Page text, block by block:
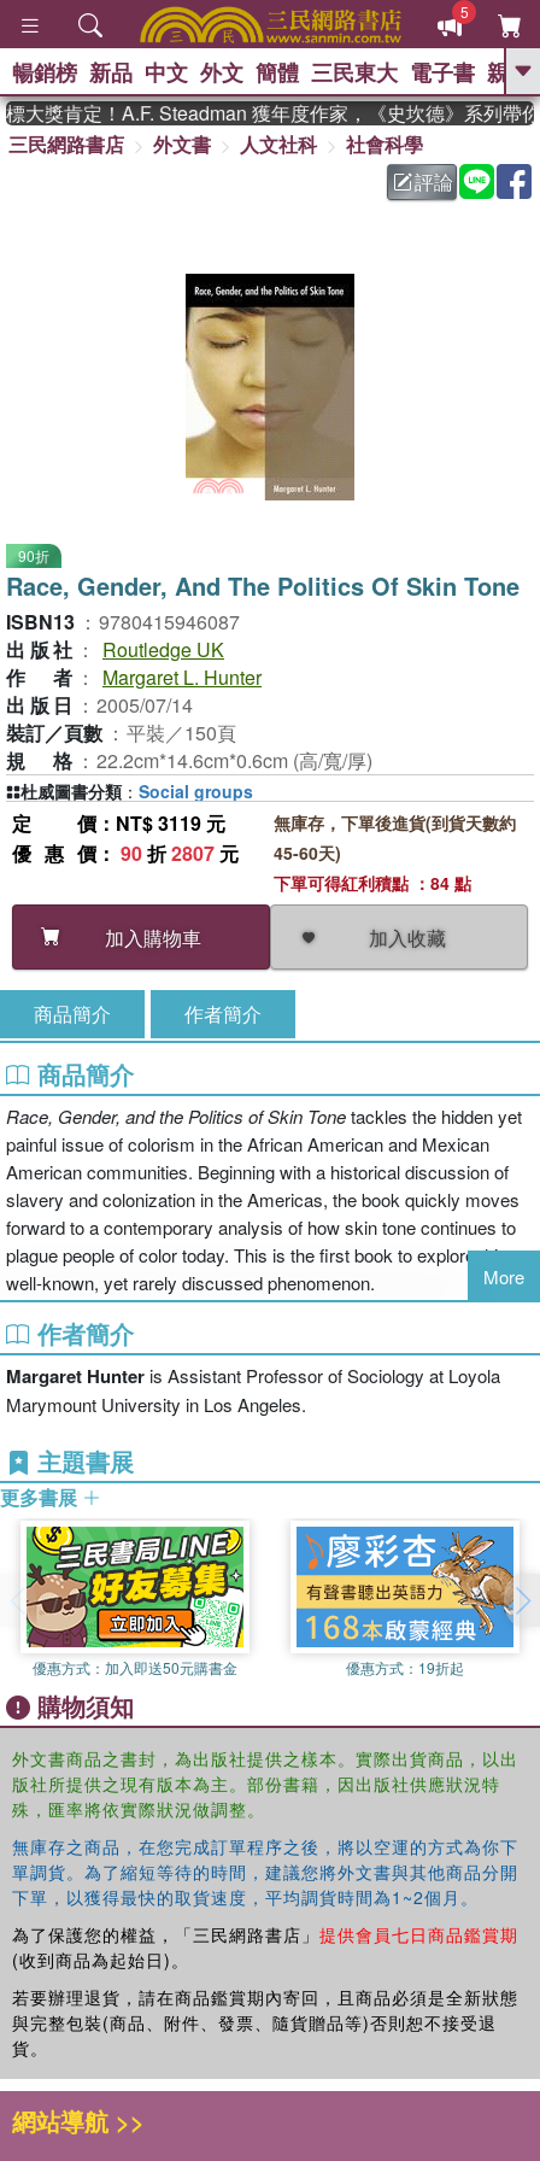
5
GO
熱搜： 東野圭吾 、 高希均教授回憶錄
父親節 、 如果歷
暑期推薦 、 國際布克
偉大的迷走神經
暢銷榜 新品 中文 外文 簡體 三民東大 電子書 親子
大獎肯定！A.F. Steadman 獲年度作家，《史坎德》系列帶你
三民網路書店
外文書 人文社科
社會科學
評論
90折
Race, Gender, And The Politics Of Skin Tone
ISBN13 ： 9780415946087
出版社 ：
Routledge UK
作者 ：
Margaret L. Hunter
出版日 ： 2005/07/14
裝訂／頁數 ： 平裝／150頁
規格 ： 22.2cm*14.6cm*0.6cm (高/寬/厚)
定價 ：NT$ 3119 元
優惠價 ： 90折2807 元
加入購物車 加入收藏
無庫存，下單後進貨(到貨天數約
45-60天)
下單可得紅利積點 ：84 點
杜威圖書分類 ： Social groups
商品簡介 作者簡介
商品簡介
Race, Gender, and the Politics of Skin Tonetackles the hidden yet
painful issue of colorism in the African American and Mexican
American communities. Beginning with a historical discussion of
slavery and colonization in the Americas, the book quickly moves
forward to a contemporary analysis of how skin tone continues to
plague people of color today. This is the first book to explore this
well-known, yet rarely discussed phenomenon.
More
作者簡介
Margaret Hunteris Assistant Professor of Sociology at Loyola
Marymount University in Los Angeles.
主題書展
更多書展
優惠方式： 加入即送50元購書金 優惠方式： 19折起
購物須知
外文書商品之書封，為出版社提供之樣本。實際出貨商品，以出
版社所提供之現有版本為主。部份書籍，因出版社供應狀況特
殊，匯率將依實際狀況做調整。
無庫存之商品，在您完成訂單程序之後，將以空運的方式為你下
單調貨。為了縮短等待的時間，建議您將外文書與其他商品分開
下單，以獲得最快的取貨速度，平均調貨時間為1~2個月。
為了保護您的權益，「三民網路書店」 提供會員七日商品鑑賞期
(收到商品為起始日)。
若要辦理退貨，請在商品鑑賞期內寄回，且商品必須是全新狀態
與完整包裝(商品、附件、發票、隨貨贈品等)否則恕不接受退
貨。
網站導航 >>